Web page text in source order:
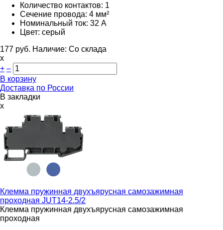
Количество контактов: 1
Сечение провода: 4 мм²
Номинальный ток: 32 А
Цвет: серый
177 руб. Наличие: Со склада
х
+ –
В корзину
Доставка по России
В закладки
x
Клемма пружинная двухъярусная самозажимная
проходная JUT14-2.5/2
Клемма пружинная двухъярусная самозажимная
проходная